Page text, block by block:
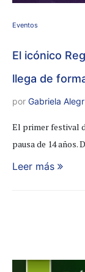
Eventos
El icónico
llega de
por Gabriela
El primer festival
pausa de 14 años.
Leer más